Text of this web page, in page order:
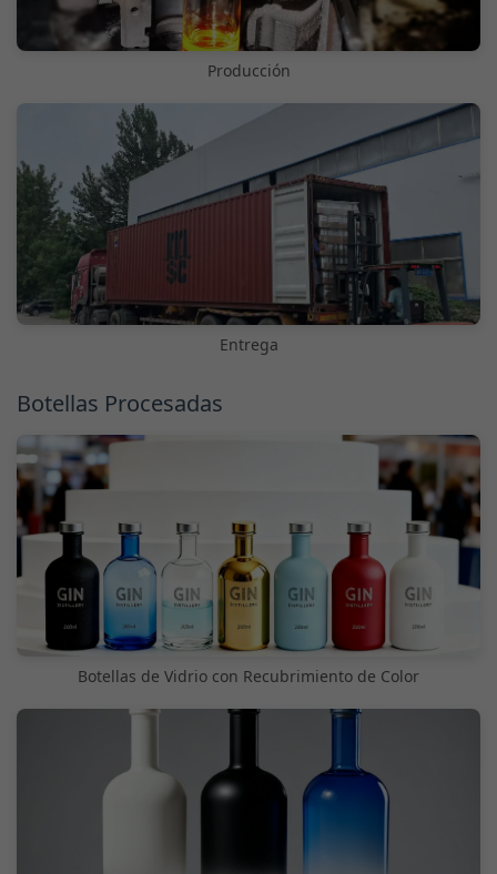
Producción
Entrega
Botellas Procesadas
Botellas de Vidrio con Recubrimiento de Color